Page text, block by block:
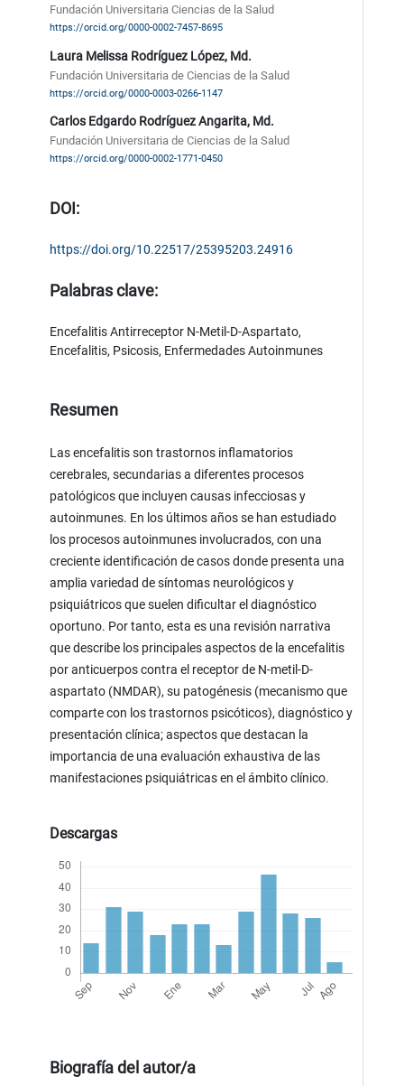
Fundación Universitaria Ciencias de la Salud
https://orcid.org/0000-0002-7457-8695
Laura Melissa Rodríguez López, Md.
Fundación Universitaria de Ciencias de la Salud
https://orcid.org/0000-0003-0266-1147
Carlos Edgardo Rodríguez Angarita, Md.
Fundación Universitaria de Ciencias de la Salud
https://orcid.org/0000-0002-1771-0450
DOI:
https://doi.org/10.22517/25395203.24916
Palabras clave:
Encefalitis Antirreceptor N-Metil-D-Aspartato,
Encefalitis, Psicosis, Enfermedades Autoinmunes
Resumen
Las encefalitis son trastornos inflamatorios
cerebrales, secundarias a diferentes procesos
patológicos que incluyen causas infecciosas y
autoinmunes. En los últimos años se han estudiado
los procesos autoinmunes involucrados, con una
creciente identificación de casos donde presenta una
amplia variedad de síntomas neurológicos y
psiquiátricos que suelen dificultar el diagnóstico
oportuno. Por tanto, esta es una revisión narrativa
que describe los principales aspectos de la encefalitis
por anticuerpos contra el receptor de N-metil-D-
aspartato (NMDAR), su patogénesis (mecanismo que
comparte con los trastornos psicóticos), diagnóstico y
presentación clínica; aspectos que destacan la
importancia de una evaluación exhaustiva de las
manifestaciones psiquiátricas en el ámbito clínico.
Descargas
Biografía del autor/a